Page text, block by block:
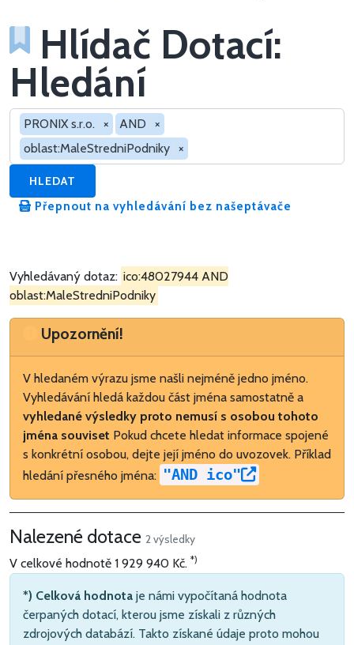
Hlídač Dotací:
Hledání
Hledat v dotacích
PRONIX s.r.o. × AND
×
oblast:MaleStredniPodniky ×
HLEDAT
Přepnout na vyhledávání bez našeptávače
Vyhledávaný dotaz: ico:48027944 AND
oblast:MaleStredniPodniky
Upozornění
Upozornění!
V hledaném výrazu jsme našli nejméně jedno jméno.
Vyhledávání hledá každou část jména samostatně a
vyhledané výsledky proto nemusí s osobou tohoto
jména souviset Pokud chcete hledat informace spojené
s konkrétní osobou, dejte její jméno do uvozovek. Příklad
hledání přesného jména: "AND ico"
Nalezené dotace 2 výsledky
V celkové hodnotě 1 929 940 Kč. *)
*) Celková hodnota je námi vypočítaná hodnota
čerpaných dotací, kterou jsme získali z různých
zdrojových databází. Takto získané údaje proto mohou